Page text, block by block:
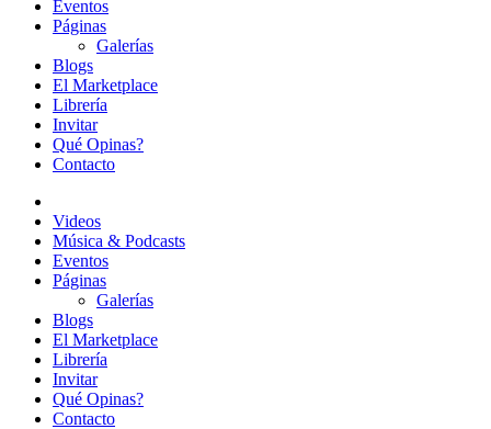
Eventos
Páginas
Galerías
Blogs
El Marketplace
Librería
Invitar
Qué Opinas?
Contacto
Videos
Música & Podcasts
Eventos
Páginas
Galerías
Blogs
El Marketplace
Librería
Invitar
Qué Opinas?
Contacto